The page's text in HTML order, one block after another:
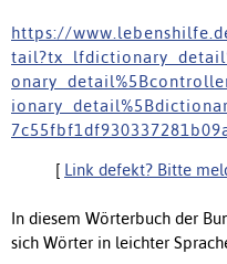
h t t p s : / / w w w . l e b e n s h i l f e .
t a i l ? t x _ l f d i c t i o n a r y _ d e t a i
o n a r y _ d e t a i l % 5 B c o n t r o l l
i o n a r y _ d e t a i l % 5 B d i c t i o n
7 c 5 5 f b f 1 d f 9 3 0 3 3 7 2 8 1 b 0 9
[ Link defekt? Bitte
In diesem Wörterbuch der
sich Wörter in leichter